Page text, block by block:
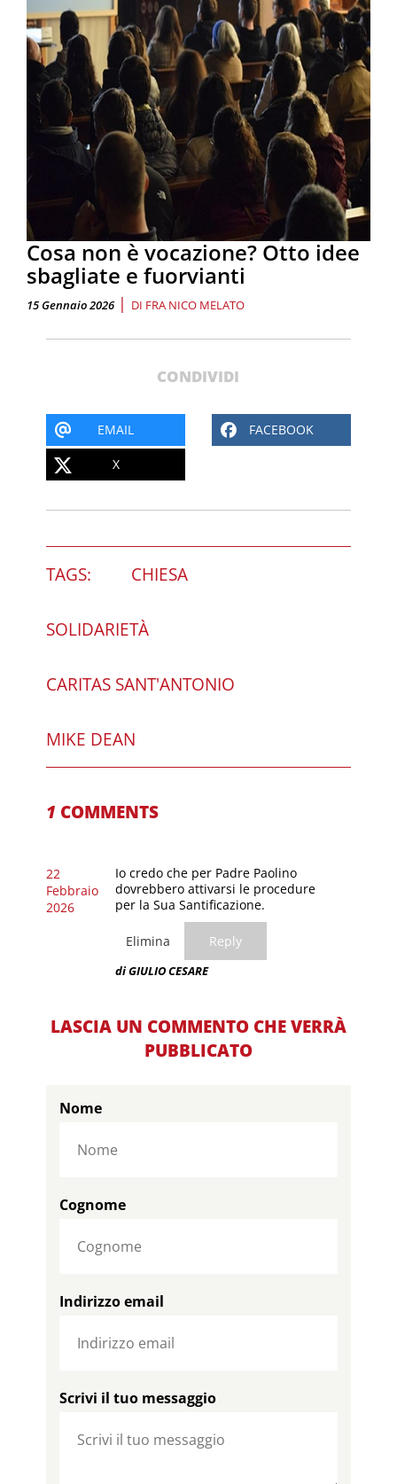
Cosa non è vocazione? Otto idee
sbagliate e fuorvianti
15 Gennaio 2026 | DI FRA NICO MELATO
CONDIVIDI
EMAIL FACEBOOK
X
TAGS: CHIESA
SOLIDARIETÀ
CARITAS SANT'ANTONIO
MIKE DEAN
1 COMMENTS
22
Febbraio
2026
Io credo che per Padre Paolino
dovrebbero attivarsi le procedure
per la Sua Santificazione.
Elimina Reply
di GIULIO CESARE
LASCIA UN COMMENTO CHE VERRÀ
PUBBLICATO
Nome
Cognome
Indirizzo email
Scrivi il tuo messaggio